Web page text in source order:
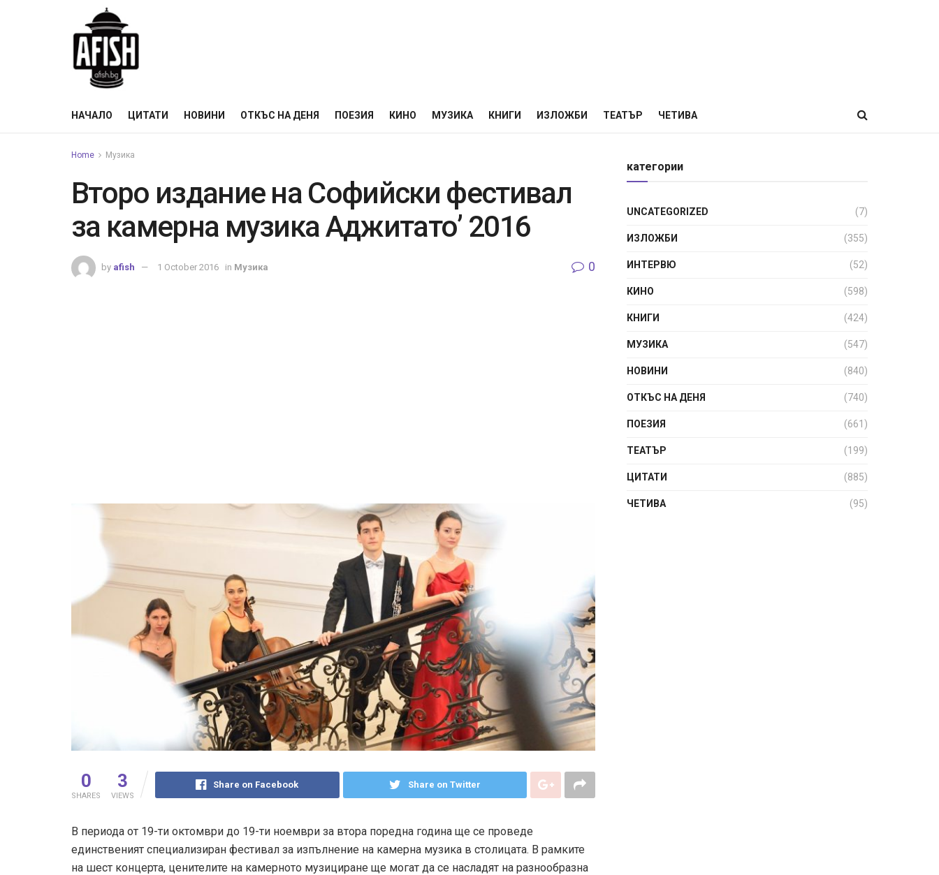
НАЧАЛО ЦИТАТИ НОВИНИ ОТКЪС НА ДЕНЯ ПОЕЗИЯ КИНО МУЗИКА КНИГИ ИЗЛОЖБИ ТЕАТЪР ЧЕТИВА
Home Музика
Второ издание на Софийски фестивал
за камерна музика Аджитато’ 2016
by afish 1 October 2016 in Музика 0
0
SHARES
3
VIEWS
Share on Facebook Share on Twitter
В периода от 19-ти октомври до 19-ти ноември за втора поредна година ще се проведе
единственият специализиран фестивал за изпълнение на камерна музика в столицата. В рамките
на шест концерта, ценителите на камерното музициране ще могат да се насладят на разнообразна
категории
UNCATEGORIZED (7)
ИЗЛОЖБИ (355)
ИНТЕРВЮ (52)
КИНО (598)
КНИГИ (424)
МУЗИКА (547)
НОВИНИ (840)
ОТКЪС НА ДЕНЯ (740)
ПОЕЗИЯ (661)
ТЕАТЪР (199)
ЦИТАТИ (885)
ЧЕТИВА (95)